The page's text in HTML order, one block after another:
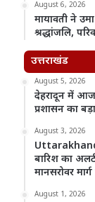
August 6, 2026
मायावती ने
श्रद्धांजलि,
उत्तराखंड
August 5, 2026
देहरादून में आज
प्रशासन का
August 3, 2026
बारिश का
मानसरोवर
August 1, 2026